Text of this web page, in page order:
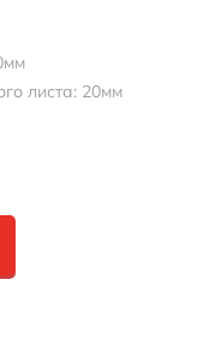
листа: 20мм